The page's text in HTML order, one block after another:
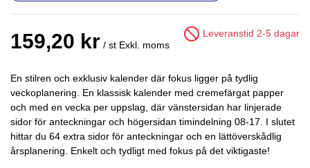
159,20 kr / st Exkl. moms
Leveranstid 2-5 dagar
En stilren och exklusiv kalender där fokus ligger på tydlig
veckoplanering. En klassisk kalender med cremefärgat papper
och med en vecka per uppslag, där vänstersidan har linjerade
sidor för anteckningar och högersidan timindelning 08-17. I slutet
hittar du 64 extra sidor för anteckningar och en lättöverskådlig
årsplanering. Enkelt och tydligt med fokus på det viktigaste!